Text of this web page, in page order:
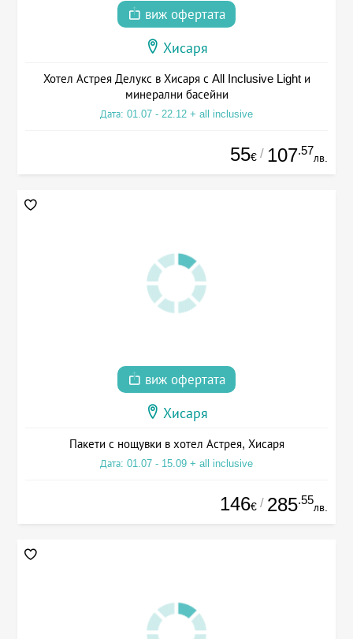
виж офертата
Хисаря
Хотел Астрея Делукс в Хисаря с All Inclusive Light и
минерални басейни
Дата: 01.07 - 22.12 + all inclusive
55€ / 107.57
лв.
виж офертата
Хисаря
Пакети с нощувки в хотел Астрея, Хисаря
Дата: 01.07 - 15.09 + all inclusive
146€ / 285.55
лв.